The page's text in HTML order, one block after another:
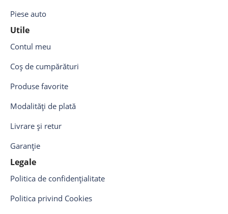
Piese auto
Utile
Contul meu
Coș de cumpărături
Produse favorite
Modalități de plată
Livrare și retur
Garanție
Legale
Politica de confidențialitate
Politica privind Cookies